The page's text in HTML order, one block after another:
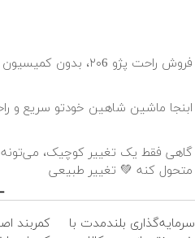
فروش راحت پژو ۲۰6، بدون کمیسیون و دردسر
ابنجا ماشین شاهین خودتو سریع و
گاهی فقط یک تغییر کوچیک، می‌تونه
متحول کنه 💚 تغییر طبیعی
سرمایه‌گذاری بلندمدت با
کمربند